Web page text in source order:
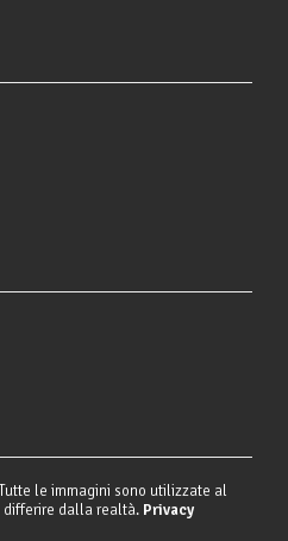
le immagini sono utilizzate al
differire dalla realtà. Privacy